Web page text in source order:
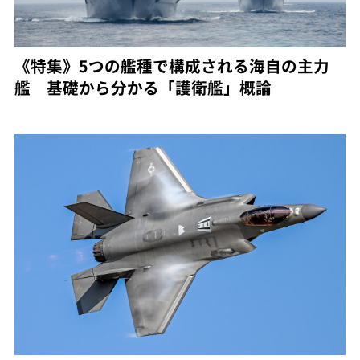
《特集》5つの艦種で構成される海自の主力
艦 基礎から分かる「護衛艦」概論